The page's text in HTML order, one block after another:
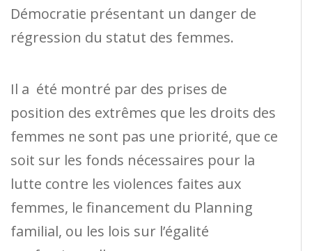
Démocratie présentant un danger de
régression du statut des femmes.
Il a été montré par des prises de
position des extrêmes que les droits des
femmes ne sont pas une priorité, que ce
soit sur les fonds nécessaires pour la
lutte contre les violences faites aux
femmes, le financement du Planning
familial, ou les lois sur l’égalité